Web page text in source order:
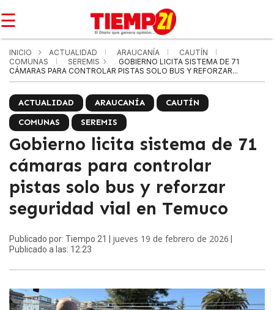
☰
INICIO ACTUALIDAD ARAUCANÍA
CAUTÍN
COMUNAS
SEREMIS
GOBIERNO LICITA SISTEMA DE 71
CÁMARAS PARA CONTROLAR PISTAS SOLO BUS Y REFORZAR...
ACTUALIDAD ARAUCANÍA
CAUTÍN
COMUNAS
SEREMIS
Gobierno licita sistema de 71
cámaras para controlar
pistas solo bus y reforzar
seguridad vial en Temuco
Publicado por: Tiempo 21 | jueves 19 de febrero de 2026
Publicado a las: 12:23